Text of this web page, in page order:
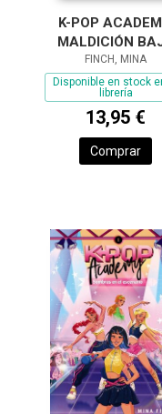
K-POP
MALDICIÓN
LOS FOCOS
FINCH, MINA
Disponible en stock
librería
13,95 €
Comprar